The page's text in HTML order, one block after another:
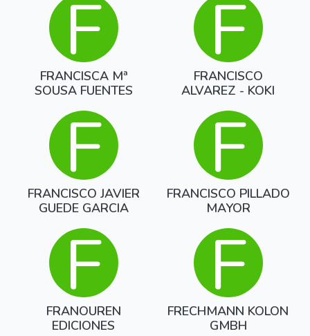
F
FRANCISCA Mª
SOUSA FUENTES
F
FRANCISCO
ALVAREZ - KOKI
F
FRANCISCO JAVIER
GUEDE GARCIA
F
FRANCISCO PILLADO
MAYOR
F
FRANOUREN
EDICIONES
F
FRECHMANN KOLON
GMBH